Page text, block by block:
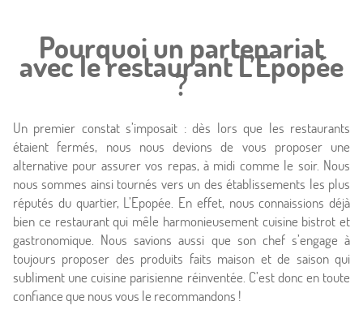
Offres
Photos
Situation
À proximité
Conciergerie
Actualités
Pourquoi un partenariat
avec le restaurant L’Epopée
?
Un premier constat s’imposait : dès lors que les restaurants
étaient fermés, nous nous devions de vous proposer une
alternative pour assurer vos repas, à midi comme le soir. Nous
nous sommes ainsi tournés vers un des établissements les plus
réputés du quartier, L’Epopée. En effet, nous connaissions déjà
bien ce restaurant qui mêle harmonieusement cuisine bistrot et
gastronomique. Nous savions aussi que son chef s’engage à
toujours proposer des produits faits maison et de saison qui
subliment une cuisine parisienne réinventée. C’est donc en toute
confiance que nous vous le recommandons !